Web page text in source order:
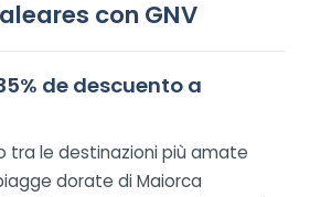
con GNV
de descuento a
tra le destinazioni più amate
dorate di Maiorca